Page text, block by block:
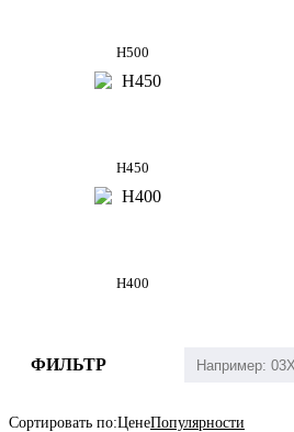
Н500
Н450
Н400
ФИЛЬТР
Сортировать по:ЦенеПопулярности